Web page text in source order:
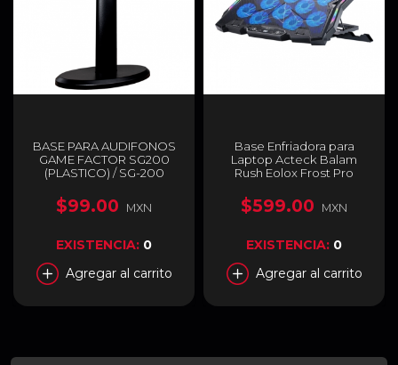
BASE PARA AUDIFONOS
GAME FACTOR SG200
(PLASTICO) / SG-200
$99.00 MXN
EXISTENCIA: 0
Agregar al carrito
Base Enfriadora para
Laptop Acteck Balam
Rush Eolox Frost Pro
17″ | Ventilador de 140mm |
Hasta 2400 RPM | RGB |
$599.00 MXN
EXISTENCIA: 0
Agregar al carrito